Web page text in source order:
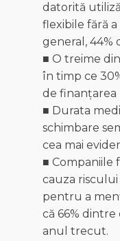
datorită
flexibile fără
general, 44%
■ O treime
în timp ce
de finanțarea
■ Durata
schimbare
cea mai
■
cauza
pentru a
că 66%
anul trecut.